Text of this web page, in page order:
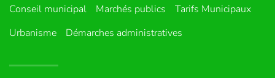
Conseil municipal Marchés publics
Tarifs Municipaux
Urbanisme
Démarches administratives